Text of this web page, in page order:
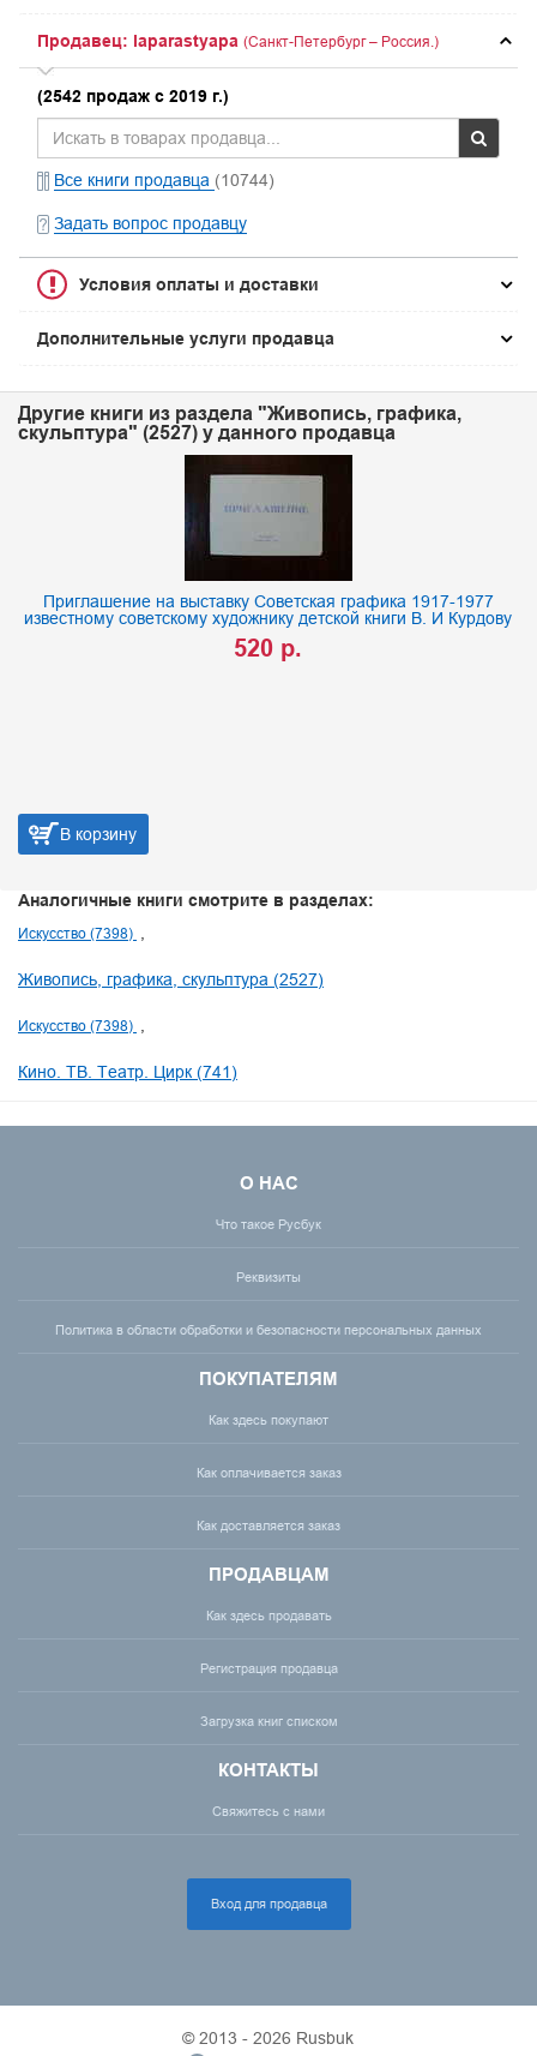
Продавец: laparastyapa (Санкт-Петербург – Россия.)
(2542 продаж с 2019 г.)
Все книги продавца (10744)
Задать вопрос продавцу
Условия оплаты и доставки
Дополнительные услуги продавца
Другие книги из раздела "Живопись, графика,
скульптура" (2527) у данного продавца
Приглашение на выставку Советская графика 1917-1977
известному советскому художнику детской книги В. И Курдову
520 р.
В корзину
Аналогичные книги смотрите в разделах:
Искусство (7398)
Живопись, графика, скульптура (2527)
Искусство (7398)
Кино. ТВ. Театр. Цирк (741)
О НАС
Что такое Русбук
Реквизиты
Политика в области обработки и безопасности персональных данных
ПОКУПАТЕЛЯМ
Как здесь покупают
Как оплачивается заказ
Как доставляется заказ
ПРОДАВЦАМ
Как здесь продавать
Регистрация продавца
Загрузка книг списком
КОНТАКТЫ
Свяжитесь с нами
Вход для продавца
© 2013 - 2026 Rusbuk